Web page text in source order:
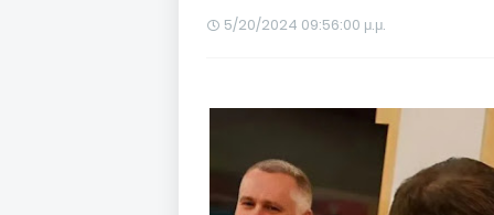
5/20/2024 09:56:00 μ.μ.